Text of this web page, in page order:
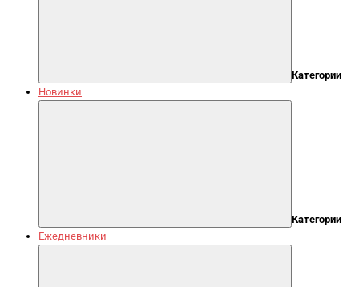
Категории
Новинки
Категории
Ежедневники